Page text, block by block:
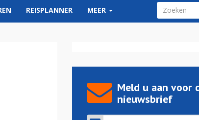
REISPLANNER MEER ZOEKVELD
Meld u aan voor
nieuwsbrief